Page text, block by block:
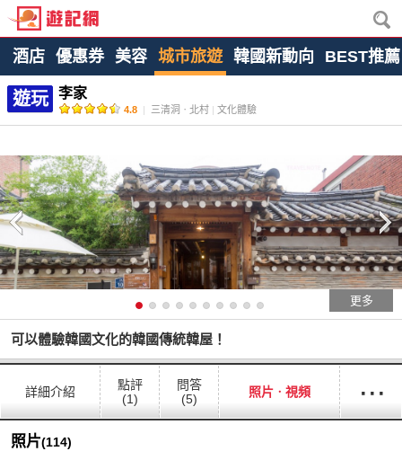
酒店 優惠券 美容 城市旅遊 韓國新動向 BEST推薦
遊玩 李家
4.8 | 三清洞ㆍ北村 | 文化體驗
更多
可以體驗韓國文化的韓國傳統韓屋！
詳細介紹
點評
(1)
問答
(5)
照片ㆍ視頻 ···
照片(114)